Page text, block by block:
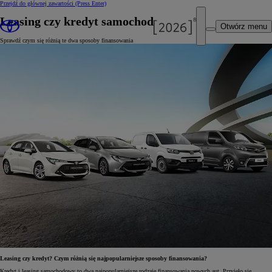
Przejdź do głównej zawartości (Press Enter)
Otwórz menu
Leasing czy kredyt samochodowy?
Sprawdź czym się różnią te dwa sposoby finansowania
Leasing czy kredyt? Czym różnią się najpopularniejsze sposoby finansowania?